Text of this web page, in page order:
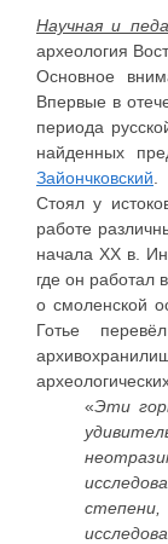
Научная и
археология
Основное
Впервые в
периода
найденных
Зайончковский
Стоял у
работе
начала XX в.
где он работал
о смоленской
Готье
«Эти